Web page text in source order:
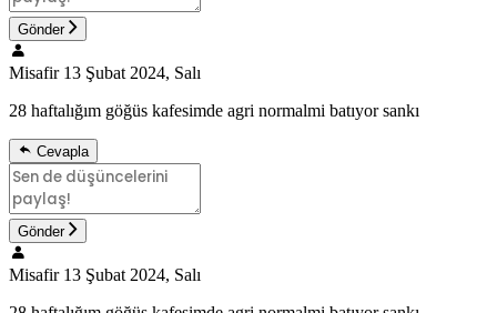
Gönder
Misafir 13 Şubat 2024, Salı
28 haftalığım göğüs kafesimde agri normalmi batıyor sankı
Cevapla
Gönder
Misafir 13 Şubat 2024, Salı